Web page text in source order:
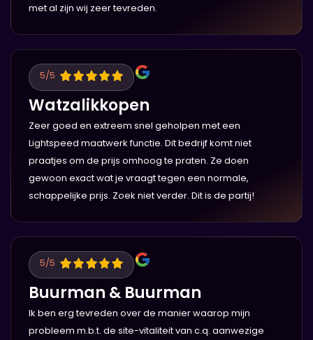
met al zijn wij zeer tevreden.
5/5
Watzalikkopen
Zeer goed en extreem snel geholpen met een
Lightspeed maatwerk functie. Dit bedrijf komt niet
praatjes om de prijs omhoog te praten. Ze doen
gewoon exact wat je vraagt tegen een normale,
schappelijke prijs. Zoek niet verder. Dit is de partij!
5/5
Buurman & Buurman
Ik ben erg tevreden over de manier waarop mijn
probleem m.b.t. de site-vitaliteit van c.q. aanwezige